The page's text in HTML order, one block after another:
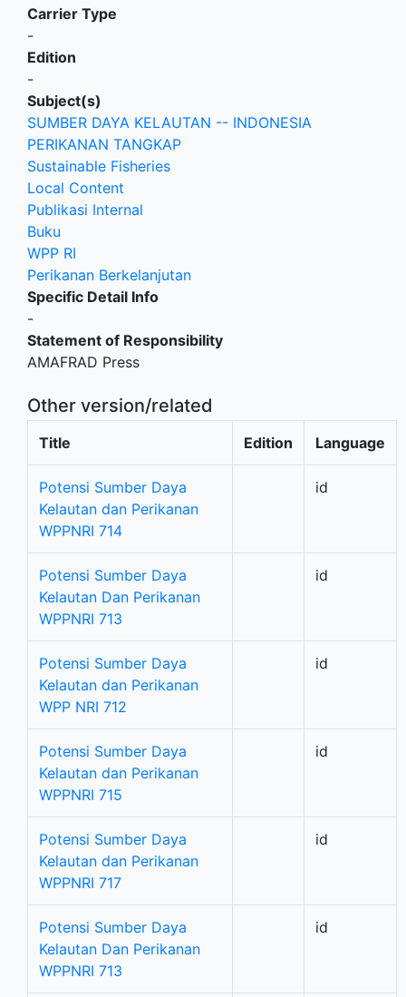
Carrier Type
-
Edition
-
Subject(s)
SUMBER DAYA KELAUTAN -- INDONESIA
PERIKANAN TANGKAP
Sustainable Fisheries
Local Content
Publikasi Internal
Buku
WPP RI
Perikanan Berkelanjutan
Specific Detail Info
-
Statement of Responsibility
AMAFRAD Press
Other version/related
Title Edition Language
Potensi Sumber Daya
Kelautan dan Perikanan
WPPNRI 714
id
Potensi Sumber Daya
Kelautan Dan Perikanan
WPPNRI 713
id
Potensi Sumber Daya
Kelautan dan Perikanan
WPP NRI 712
id
Potensi Sumber Daya
Kelautan dan Perikanan
WPPNRI 715
id
Potensi Sumber Daya
Kelautan dan Perikanan
WPPNRI 717
id
Potensi Sumber Daya
Kelautan Dan Perikanan
WPPNRI 713
id